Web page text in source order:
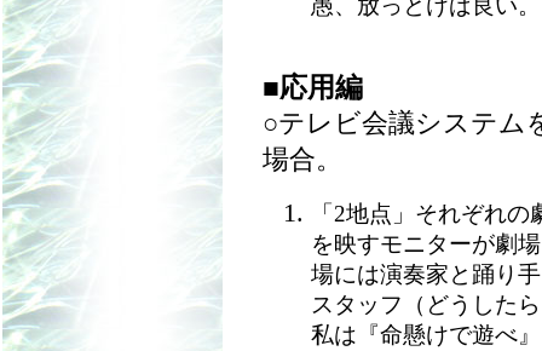
愚、放っとけば良い。
■応用編
○テレビ会議システム
場合。
「2地点」それぞれ
を映すモニターが劇
場には演奏家と踊り
スタッフ（どうした
私は『命懸けで遊べ